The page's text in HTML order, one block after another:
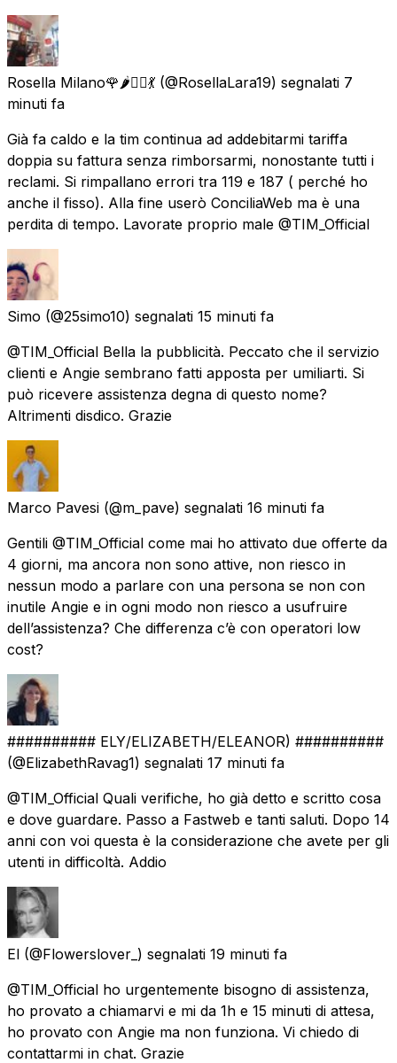
Rosella Milano🌹🌶🧜‍♀️💃 (@RosellaLara19) segnalati 7
minuti fa
Già fa caldo e la tim continua ad addebitarmi tariffa
doppia su fattura senza rimborsarmi, nonostante tutti i
reclami. Si rimpallano errori tra 119 e 187 ( perché ho
anche il fisso). Alla fine userò ConciliaWeb ma è una
perdita di tempo. Lavorate proprio male @TIM_Official
Simo (@25simo10) segnalati 15 minuti fa
@TIM_Official Bella la pubblicità. Peccato che il servizio
clienti e Angie sembrano fatti apposta per umiliarti. Si
può ricevere assistenza degna di questo nome?
Altrimenti disdico. Grazie
Marco Pavesi (@m_pave) segnalati 16 minuti fa
Gentili @TIM_Official come mai ho attivato due offerte da
4 giorni, ma ancora non sono attive, non riesco in
nessun modo a parlare con una persona se non con
inutile Angie e in ogni modo non riesco a usufruire
dell’assistenza? Che differenza c’è con operatori low
cost?
########## ELY/ELIZABETH/ELEANOR) ##########
(@ElizabethRavag1) segnalati 17 minuti fa
@TIM_Official Quali verifiche, ho già detto e scritto cosa
e dove guardare. Passo a Fastweb e tanti saluti. Dopo 14
anni con voi questa è la considerazione che avete per gli
utenti in difficoltà. Addio
El (@Flowerslover_) segnalati 19 minuti fa
@TIM_Official ho urgentemente bisogno di assistenza,
ho provato a chiamarvi e mi da 1h e 15 minuti di attesa,
ho provato con Angie ma non funziona. Vi chiedo di
contattarmi in chat. Grazie